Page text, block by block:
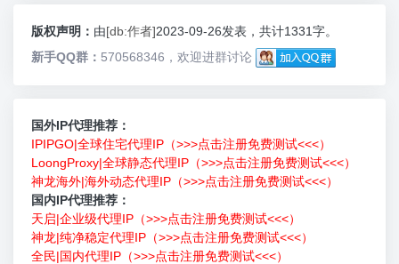
版权声明： 由[db:作者]2023-09-26发表，共计1331字。
新手QQ群： 570568346，欢迎进群讨论
国外IP代理推荐：
IPIPGO|全球住宅代理IP（>>>点击注册免费测试<<<）
LoongProxy|全球静态代理IP（>>>点击注册免费测试<<<）
神龙海外|海外动态代理IP（>>>点击注册免费测试<<<）
国内IP代理推荐：
天启|企业级代理IP（>>>点击注册免费测试<<<）
神龙|纯净稳定代理IP（>>>点击注册免费测试<<<）
全民|国内代理IP（>>>点击注册免费测试<<<）